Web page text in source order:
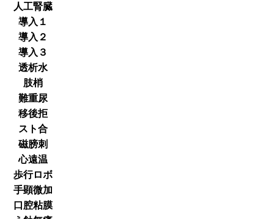
人工腎臓
導入１
導入２
導入３
透析水
肢梢
難重尿
移後拒
スト合
磁膀刺
心遠温
歩行ロボ
手顕微加
口腔粘膜